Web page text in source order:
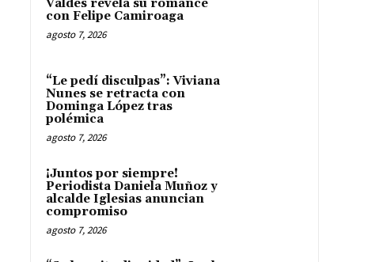
Valdés revela su romance
con Felipe Camiroaga
agosto 7, 2026
“Le pedí disculpas”: Viviana
Nunes se retracta con
Dominga López tras
polémica
agosto 7, 2026
¡Juntos por siempre!
Periodista Daniela Muñoz y
alcalde Iglesias anuncian
compromiso
agosto 7, 2026